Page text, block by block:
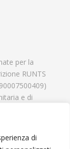
di
per la
RUNTS
e di